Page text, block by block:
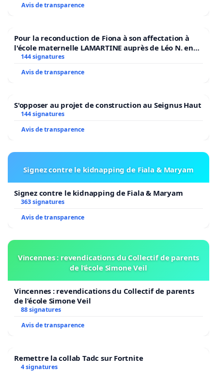
Avis de transparence
Pour la reconduction de Fiona à son affectation à
l'école maternelle LAMARTINE auprès de Léo N. en
2026/2027
144 signatures
Avis de transparence
S'opposer au projet de construction au Seignus Haut
144 signatures
Avis de transparence
Signez contre le kidnapping de Fiala & Maryam
Signez contre le kidnapping de Fiala & Maryam
363 signatures
Avis de transparence
Vincennes : revendications du Collectif de parents
de l’école Simone Veil
Vincennes : revendications du Collectif de parents
de l’école Simone Veil
88 signatures
Avis de transparence
Remettre la collab Tadc sur Fortnite
4 signatures